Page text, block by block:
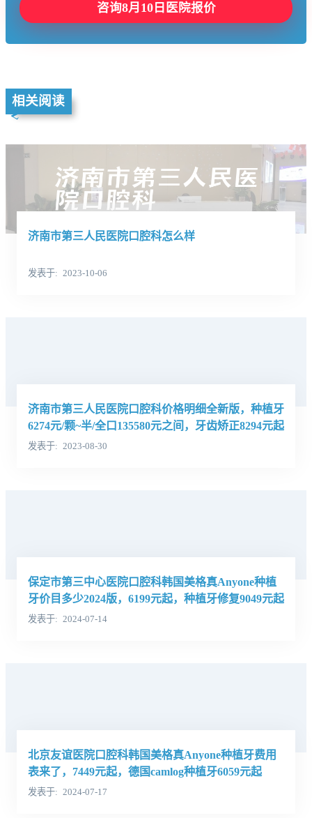
咨询8月10日医院报价
相关阅读
济南市第三人民医院口腔科怎么样
发表于 2023-10-06
济南市第三人民医院口腔科价格明细全新版，种植牙
6274元/颗~半/全口135580元之间，牙齿矫正8294元起
发表于 2023-08-30
保定市第三中心医院口腔科韩国美格真Anyone种植
牙价目多少2024版，6199元起，种植牙修复9049元起
发表于 2024-07-14
北京友谊医院口腔科韩国美格真Anyone种植牙费用
表来了，7449元起，德国camlog种植牙6059元起
发表于 2024-07-17